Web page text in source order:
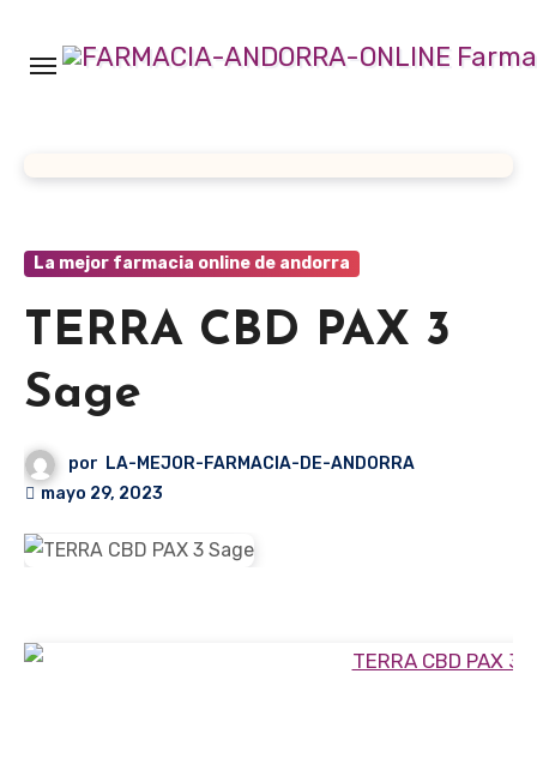
contenido
La mejor farmacia online de andorra
TERRA CBD PAX 3
Sage
por LA-MEJOR-FARMACIA-DE-ANDORRA
mayo 29, 2023